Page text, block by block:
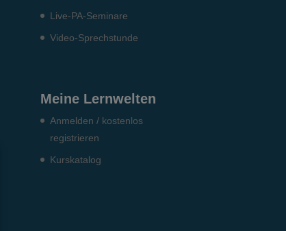
Live-PA-Seminare
Video-Sprechstunde
Meine Lernwelten
Anmelden / kostenlos
registrieren
Kurskatalog